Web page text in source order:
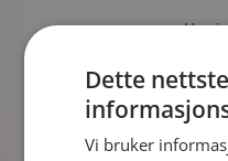
Hva
Dette
Vi bruker